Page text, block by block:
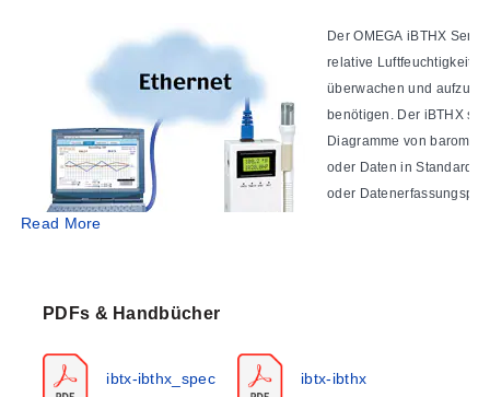
Der OMEGA iBTHX
relative Luftfeuchtigkeit
überwachen und
benötigen. Der iBTHX
Diagramme von
oder Daten in
oder
Read More
PDFs & Handbücher
ibtx-ibthx_spec ibtx-ibthx